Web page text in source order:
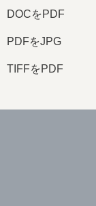
DOCをPDF
PDFをJPG
TIFFをPDF